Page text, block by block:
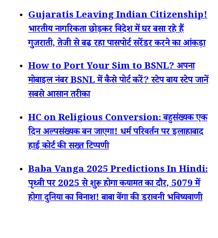
Gujaratis Leaving Indian Citizenship!
भारतीय नागरिकता छोड़कर विदेश में घर बसा रहे हैं
गुजराती, तेजी से बढ़ रहा पासपोर्ट सरेंडर करने का आंकड़ा
How to Port Your Sim to BSNL? अपना
मोबाइल नंबर BSNL में कैसे पोर्ट करें? स्टेप बाय स्टेप जानें
सबसे आसान तरीका
HC on Religious Conversion: बहुसंख्यक एक
दिन अल्पसंख्यक बन जाएगा! धर्म परिवर्तन पर इलाहाबाद
हाई कोर्ट की सख्त टिप्पणी
Baba Vanga 2025 Predictions In Hindi:
पृथ्वी पर 2025 से शुरू होगा कयामत का दौर, 5079 में
होगा दुनिया का विनाश! बाबा वेंगा की डरावनी भविष्यवाणी